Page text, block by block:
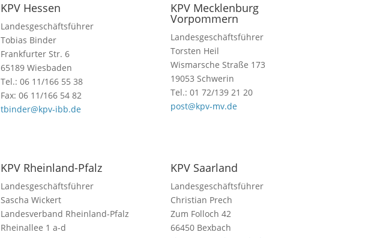
KPV Hessen
Landesgeschäftsführer
Tobias Binder
Frankfurter Str. 6
65189 Wiesbaden
Tel.: 06 11/166 55 38
Fax: 06 11/166 54 82
tbinder@kpv-ibb.de
KPV Mecklenburg
Vorpommern
Landesgeschäftsführer
Torsten Heil
Wismarsche Straße 173
19053 Schwerin
Tel.: 01 72/139 21 20
post@kpv-mv.de
KPV Rheinland-Pfalz
Landesgeschäftsführer
Sascha Wickert
Landesverband Rheinland-Pfalz
Rheinallee 1 a-d
KPV Saarland
Landesgeschäftsführer
Christian Prech
Zum Folloch 42
66450 Bexbach